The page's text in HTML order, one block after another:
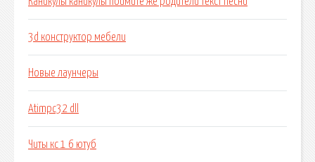
3d конструктор мебели
Новые лаунчеры
Atimpc32 dll
Читы кс 1 6 ютуб